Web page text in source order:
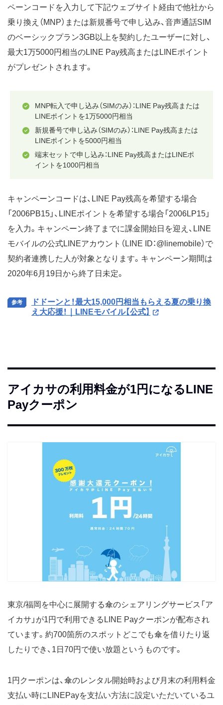
ペーンコードを入力して下記ウェブサイト経由で他社から
乗り換え（MNP）または新規番号で申し込み、音声通話SIM
のベーシックプラン3GB以上を契約したユーザーに対し、
最大1万5000円相当のLINE Pay残高またはLINEポイント
がプレゼントされます。
MNP転入で申し込み（SIMのみ）：LINE Pay残高または
LINEポイントを1万5000円相当
新規番号で申し込み（SIMのみ）：LINE Pay残高または
LINEポイントを5000円相当
端末セットで申し込み：LINE Pay残高またはLINEポ
イントを1000円相当
キャンペーンコードは、LINE Pay残高を希望する場合
「2006PB15」、LINEポイントを希望する場合「2006LP15」
を入力。キャンペーン終了までに課金開始日を迎え、LINE
モバイルの公式LINEアカウント（LINE ID：@linemobile）で
契約者連携した人が対象となります。キャンペーン期間は
2020年6月19日から終了日未定。
ドドーンと！最大15,000円相当もらえる夏の乗り換
え大応援！｜LINEモバイル【公式】
アイカサの利用料金が1円になるLINE
Payクーポン
東京/福岡を中心に展開する傘のシェアリングサービス「ア
イカサ」が1円で利用できるLINE Payクーポンが配布され
ています。約700箇所のスポットどこでも傘を借りたり返
したりでき、1日70円で使い放題というものです。
1円クーポンは、傘のレンタル開始時および月末の利用料金
支払い時にLINEPayを支払い方法に設定いただいているユ